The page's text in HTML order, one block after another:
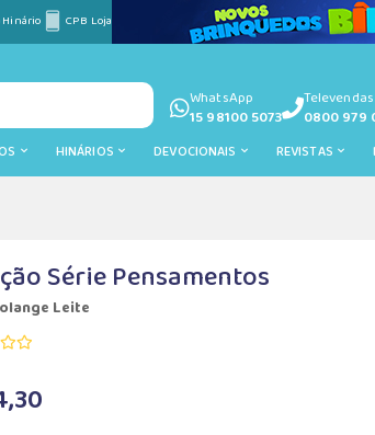
Hinário CPB Loja
WhatsApp
15 98100 5073
Televendas
0800 979
HINÁRIOS DEVOCIONAIS REVISTAS
Série Pensamentos
Leite